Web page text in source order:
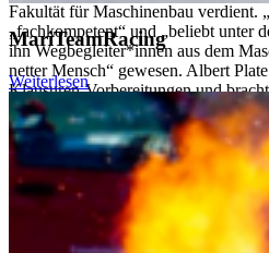
MariTeamRacing
Weiterlesen
Fakultät für Maschinenbau verdient.
„fachkompetent“ und „beliebt unter
ihn Wegbegleiter*innen aus dem
netter Mensch“ gewesen. Albert
Klausuren-Vorbereitungen und
Studierenden tatkräftig ein. Er sei
Ansprechpartner“ gewesen, der mit
und Kollegen auch über den
gemeinsame Ausflüge unternahm.
Als Professor für
und Regelungstechnik arbeitete
mit Albert Plate zusammen.